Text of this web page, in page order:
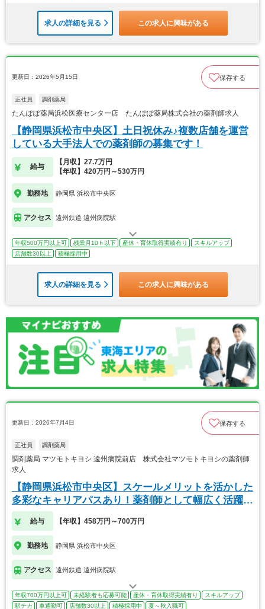
求人の詳細を見る この求人に興味がある
更新日：2026年5月15日 保存する
正社員 調剤薬局
たんぽぽ薬局浜松医療センター店 たんぽぽ薬局株式会社の薬剤師求人
【静岡県浜松市中央区】土日祝休み♪複数店舗を運営
している大手法人での薬剤師の募集です！
給与
【月収】27.7万円
【年収】420万円～530万円
勤務地 静岡県 浜松市中央区
アクセス 遠州鉄道 遠州病院駅
年収500万円以上可 残業月10ｈ以下 産休・育休取得実績有り
スキルアップ
店舗数30以上
積極採用中
求人の詳細を見る この求人に興味がある
更新日：2026年7月4日 保存する
正社員 調剤薬局
調剤薬局 マツモトキヨシ 遠州病院前店 株式会社マツモトキヨシの薬剤師
求人
【静岡県浜松市中央区】スケールメリットを活かした
多彩なキャリアパスあり！薬剤師として幅広く活躍
可。
給与 【年収】458万円～700万円
勤務地 静岡県 浜松市中央区
アクセス 遠州鉄道 遠州病院駅
年収700万円以上可 未経験者も応募可能 産休・育休取得実績有り
スキルアップ
駅チカ
車通勤可 店舗数30以上 積極採用中 夏～秋入職可